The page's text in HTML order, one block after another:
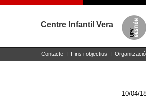
Centre Infantil Vera
Contacte I Fins i objectius I Organització
10/04/